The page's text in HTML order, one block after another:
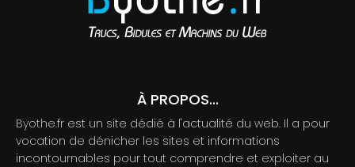
À PROPOS...
Byothe.fr est un site dédié à l'actualité du web. Il a pour
vocation de dénicher les sites et informations
incontournables pour tout comprendre et exploiter au